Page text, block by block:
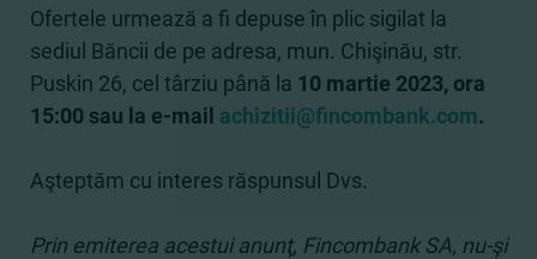
Ofertele urmează a fi depuse în plic sigilat la
sediul Băncii de pe adresa, mun. Chişinău, str.
Puskin 26, cel târziu până la 10 martie 2023, ora
15:00 sau la e-mail achizitii@fincombank.com.
Aşteptăm cu interes răspunsul Dvs.
Prin emiterea acestui anunţ, Fincombank SA, nu-şi